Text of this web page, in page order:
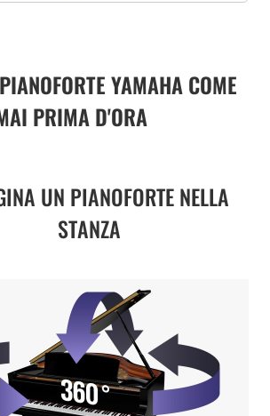
YAMAHA COME
PRIMA D'ORA
UN PIANOFORTE NELLA
STANZA